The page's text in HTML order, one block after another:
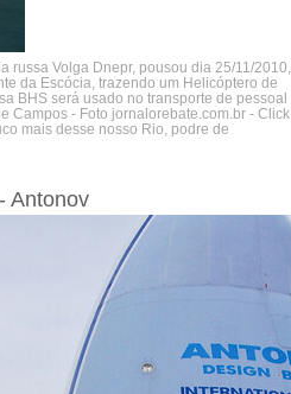
Volga Dnepr, pousou dia 25/11/2010,
da Escócia, trazendo um Helicóptero de
BHS será usado no transporte de pessoal
Campos - Foto jornalorebate.com.br - Click
mais desse nosso Rio, podre de
Antonov